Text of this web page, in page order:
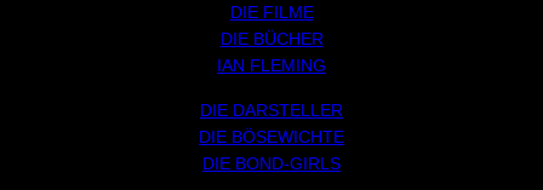
DIE FILME
DIE BÜCHER
IAN FLEMING
DIE DARSTELLER
DIE BÖSEWICHTE
DIE BOND-GIRLS